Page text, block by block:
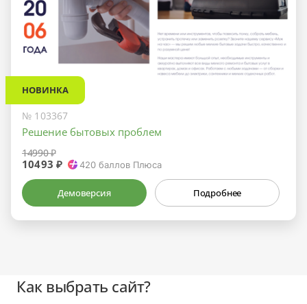
НОВИНКА
№ 103367
Решение бытовых проблем
14990 ₽
10493 ₽ 420 баллов Плюса
Демоверсия Подробнее
Как выбрать сайт?